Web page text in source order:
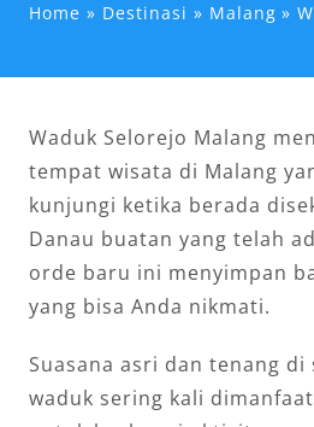
Home Destinasi Malang
Waduk Selorejo Malang
tempat wisata di Malang
kunjungi ketika berada
Danau buatan yang telah
orde baru ini menyimpan
yang bisa Anda nikmati.
Suasana asri dan tenang di
waduk sering kali